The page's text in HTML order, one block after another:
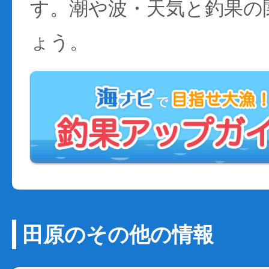
す。潮や波・天気と釣果
ょう。
田原のその他の情報